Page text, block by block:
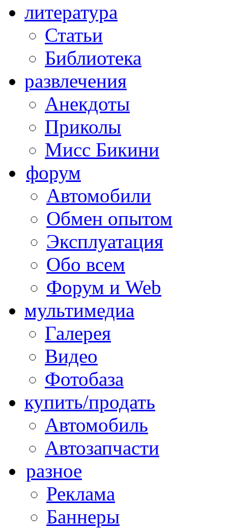
литература
Статьи
Библиотека
развлечения
Анекдоты
Приколы
Мисс Бикини
форум
Автомобили
Обмен опытом
Эксплуатация
Обо всем
Форум и Web
мультимедиа
Галерея
Видео
Фотобаза
купить/продать
Автомобиль
Автозапчасти
разное
Реклама
Баннеры